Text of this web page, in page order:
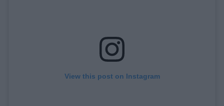
View this post on Instagram